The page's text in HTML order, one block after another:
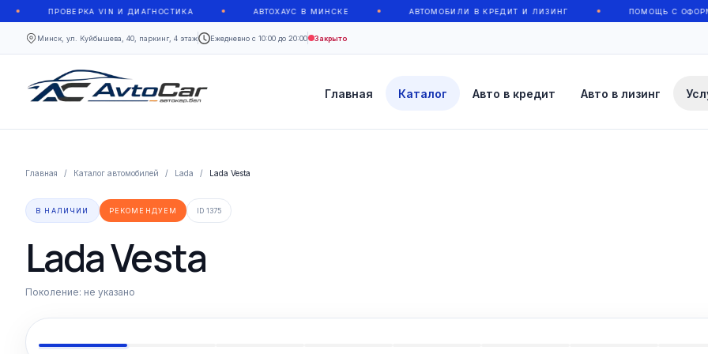
ПРОВЕРКА VIN И ДИАГНОСТИКА АВТОХАУС В МИНСКЕ АВТОМОБИЛИ В КРЕДИТ И ЛИЗИНГ ПОМОЩЬ С
Минск, ул. Куйбышева, 40, паркинг, 4 этаж Ежедневно с 10:00 до 20:00 Закрыто
Главная Каталог Авто в кредит Авто в лизинг
Поиск
Главная / Каталог автомобилей / Lada / Lada Vesta
В НАЛИЧИИ РЕКОМЕНДУЕМ ID1375
Lada Vesta
Поколение: не указано